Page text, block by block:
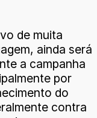
de muita
ainda será
a campanha
por
do
contra